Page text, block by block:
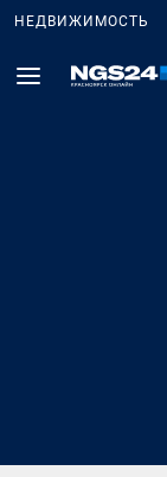
НЕДВИЖИМОСТЬ